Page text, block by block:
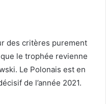
des critères purement
le trophée revienne
Le Polonais est en
de l’année 2021.